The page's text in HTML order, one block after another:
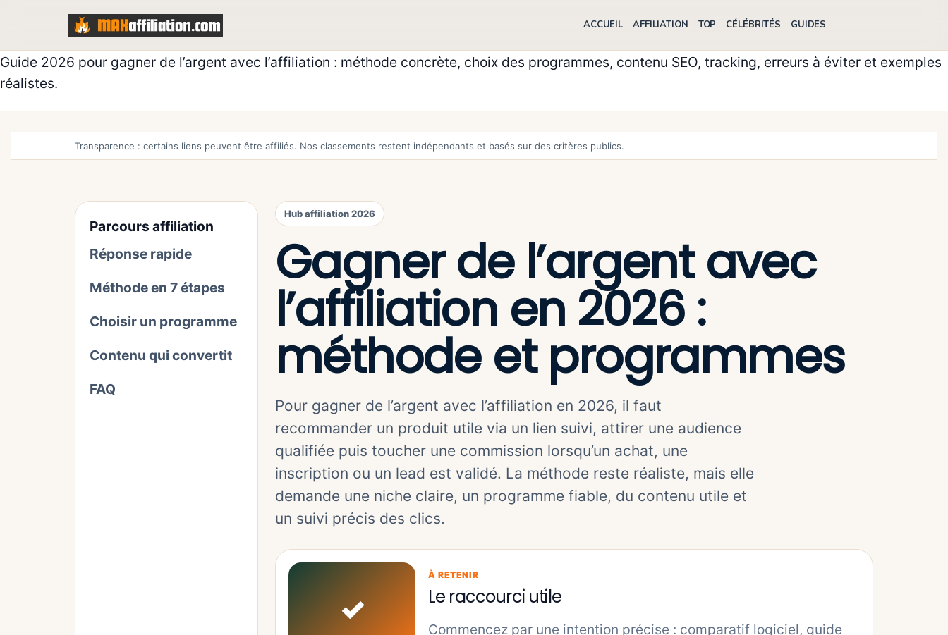
content
ACCUEIL AFFILIATION TOP CÉLÉBRITÉS GUIDES
Guide 2026 pour gagner de l’argent avec l’affiliation : méthode concrète, choix des programmes, contenu SEO, tracking, erreurs à éviter et exemples
réalistes.
Transparence : certains liens peuvent être affiliés. Nos classements restent indépendants et basés sur des critères publics.
Parcours affiliation
Réponse rapide
Méthode en 7 étapes
Choisir un programme
Contenu qui convertit
FAQ
Hub affiliation 2026
Gagner de l’argent avec
l’affiliation en 2026 :
méthode et programmes
Pour gagner de l’argent avec l’affiliation en 2026, il faut
recommander un produit utile via un lien suivi, attirer une audience
qualifiée puis toucher une commission lorsqu’un achat, une
inscription ou un lead est validé. La méthode reste réaliste, mais elle
demande une niche claire, un programme fiable, du contenu utile et
un suivi précis des clics.
✓
À RETENIR
Le raccourci utile
Commencez par une intention précise : comparatif logiciel, guide